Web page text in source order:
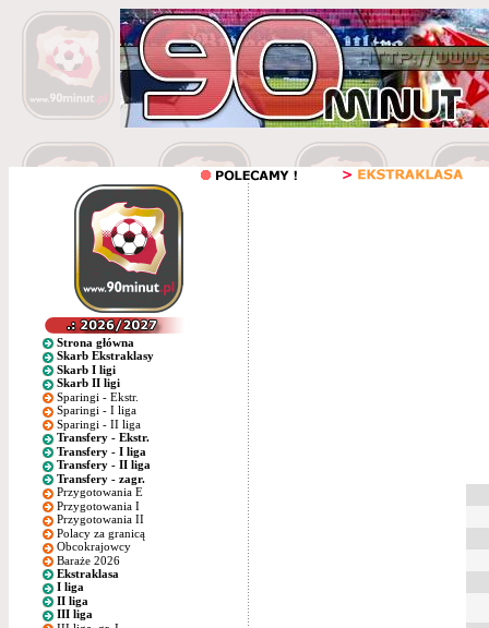
Strona główna
Skarb Ekstraklasy
Skarb I ligi
Skarb II ligi
Sparingi - Ekstr.
Sparingi - I liga
Sparingi - II liga
Transfery - Ekstr.
Transfery - I liga
Transfery - II liga
Transfery - zagr.
Przygotowania E
Przygotowania I
Przygotowania II
Polacy za granicą
Obcokrajowcy
Baraże 2026
Ekstraklasa
I liga
II liga
III liga